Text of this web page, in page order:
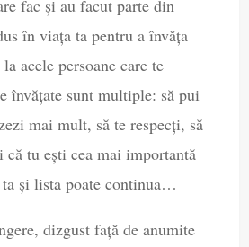
fac și au facut parte din
în viața ta pentru a învăța
acele persoane care te
învățate sunt multiple: să pui
mai mult, să te respecți, să
că tu ești cea mai importantă
și lista poate continua…
dizgust față de anumite